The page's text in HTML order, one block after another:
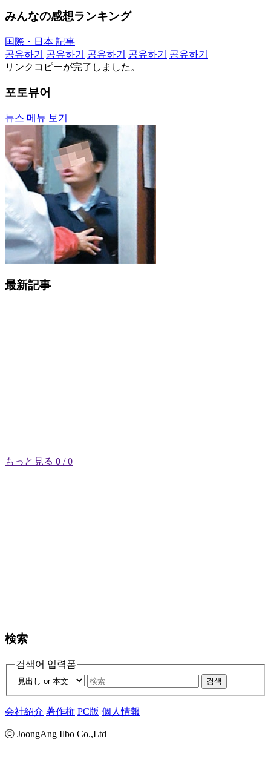
みんなの感想ランキング
国際・日本 記事
공유하기
공유하기 공유하기 공유하기
공유하기
リンクコピーが完了しました。
포토뷰어
뉴스 메뉴 보기
最新記事
もっと見る 0 / 0
検索
검색어 입력폼
검색
会社紹介 著作権 PC版 個人情報
ⓒ JoongAng Ilbo Co.,Ltd